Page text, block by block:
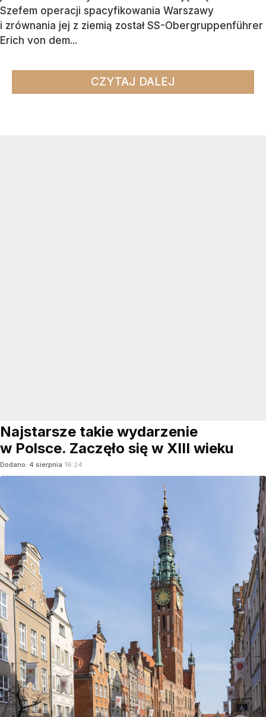
Szefem operacji spacyfikowania Warszawy
i zrównania jej z ziemią został SS-Obergruppenführer
Erich von dem...
CZYTAJ DALEJ
Najstarsze takie wydarzenie
w Polsce. Zaczęło się w XIII wieku
Dodano: 4 sierpnia 16:24